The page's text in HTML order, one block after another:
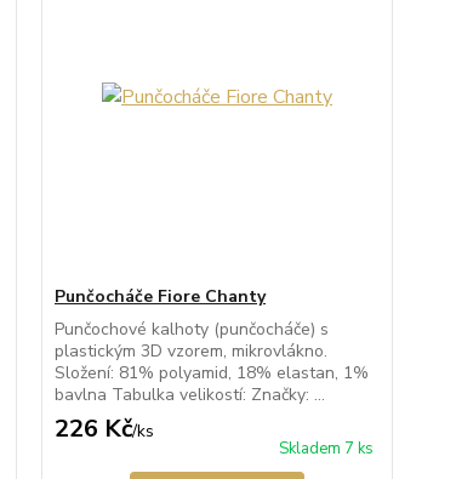
Punčocháče Fiore Chanty
Punčochové kalhoty (punčocháče) s
plastickým 3D vzorem, mikrovlákno.
Složení: 81% polyamid, 18% elastan, 1%
bavlna Tabulka velikostí: Značky: ...
226 Kč/ks
Skladem 7 ks